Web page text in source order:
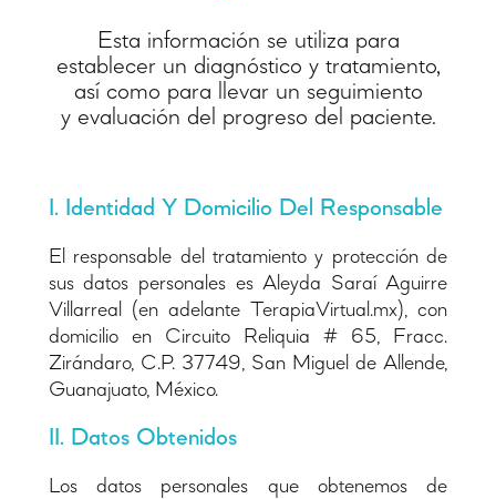
Esta información se utiliza para
establecer un diagnóstico y tratamiento,
así como para llevar un seguimiento
y evaluación del progreso del paciente.
I. Identidad Y Domicilio Del Responsable
El responsable del tratamiento y protección de
sus datos personales es Aleyda Saraí Aguirre
Villarreal (en adelante TerapiaVirtual.mx), con
domicilio en Circuito Reliquia # 65, Fracc.
Zirándaro, C.P. 37749, San Miguel de Allende,
Guanajuato, México.
II. Datos Obtenidos
Los datos personales que obtenemos de